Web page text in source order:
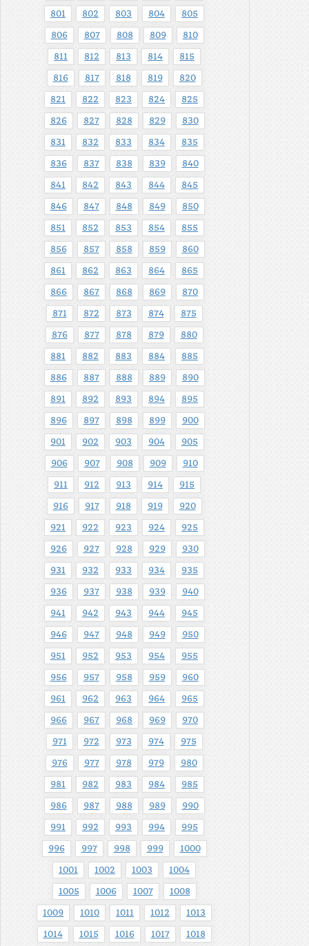
801 802 803 804 805
806 807 808 809 810
811 812 813 814 815
816 817 818 819 820
821 822 823 824 825
826 827 828 829 830
831 832 833 834 835
836 837 838 839 840
841 842 843 844 845
846 847 848 849 850
851 852 853 854 855
856 857 858 859 860
861 862 863 864 865
866 867 868 869 870
871 872 873 874 875
876 877 878 879 880
881 882 883 884 885
886 887 888 889 890
891 892 893 894 895
896 897 898 899 900
901 902 903 904 905
906 907 908 909 910
911 912 913 914 915
916 917 918 919 920
921 922 923 924 925
926 927 928 929 930
931 932 933 934 935
936 937 938 939 940
941 942 943 944 945
946 947 948 949 950
951 952 953 954 955
956 957 958 959 960
961 962 963 964 965
966 967 968 969 970
971 972 973 974 975
976 977 978 979 980
981 982 983 984 985
986 987 988 989 990
991 992 993 994 995
996 997 998 999 1000
1001 1002 1003 1004
1005 1006 1007 1008
1009 1010 1011 1012 1013
1014 1015 1016 1017 1018